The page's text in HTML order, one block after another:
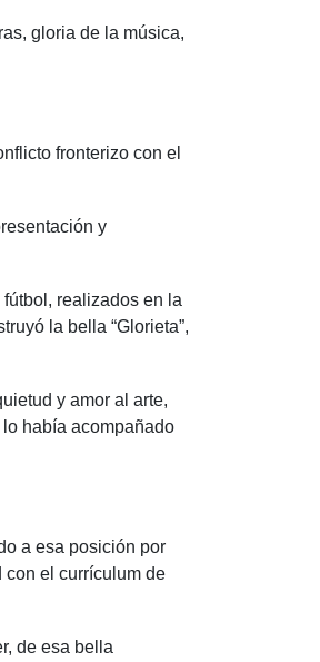
gloria de la música,
fronterizo con el
y
realizados en la
la bella “Glorieta”,
y amor al arte,
había acompañado
a esa posición por
con el currículum de
de esa bella